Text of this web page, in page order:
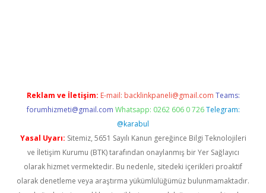
Reklam ve İletişim: E-mail: backlinkpaneli@gmail.com Teams:
forumhizmeti@gmail.com Whatsapp: 0262 606 0 726 Telegram:
@karabul
Yasal Uyarı: Sitemiz, 5651 Sayılı Kanun gereğince Bilgi Teknolojileri
ve İletişim Kurumu (BTK) tarafından onaylanmış bir Yer Sağlayıcı
olarak hizmet vermektedir. Bu nedenle, sitedeki içerikleri proaktif
olarak denetleme veya araştırma yükümlülüğümüz bulunmamaktadır.